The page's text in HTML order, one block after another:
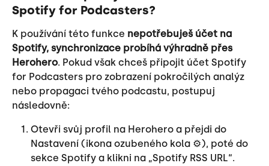
Spotify for Podcasters?
K používání této funkce nepotřebuješ účet na
Spotify, synchronizace probíhá výhradně přes
Herohero. Pokud však chceš připojit účet Spotify
for Podcasters pro zobrazení pokročilých analýz
nebo propagaci tvého podcastu, postupuj
následovně:
Otevři svůj profil na Herohero a přejdi do
Nastavení (ikona ozubeného kola ⚙️), poté do
sekce Spotify a klikni na „Spotify RSS URL“.